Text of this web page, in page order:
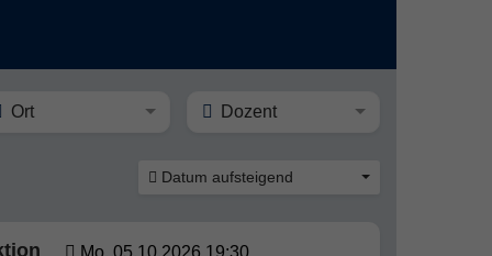
Ort Dozent
Datum aufsteigend
Mo. 05.10.2026 19:30